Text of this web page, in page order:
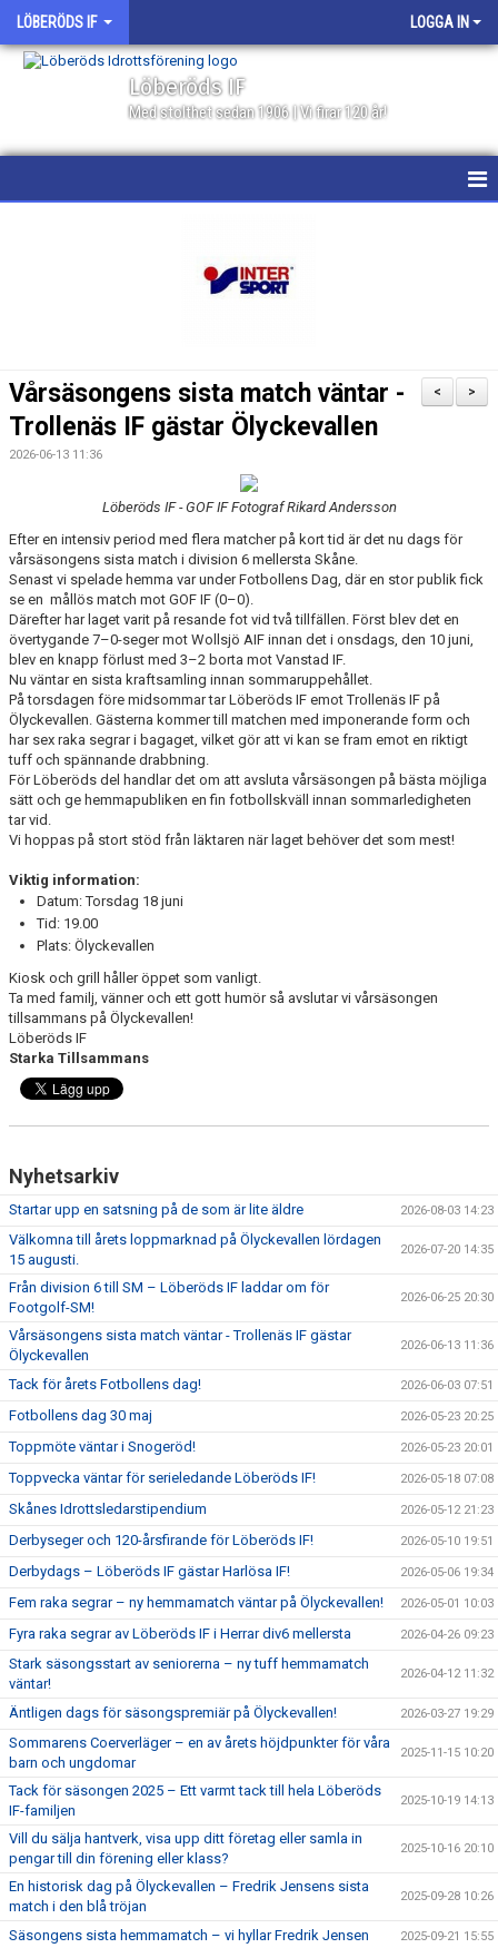
LÖBERÖDS IF LOGGA IN
Löberöds IF
Med stolthet sedan 1906 | Vi firar 120 år!
MATCHER
INTERSPORT - PUMA
LOPPIS
BINGO
STÖDMEDLEM
LIFS HISTORIA
DOKUMENT
SPONSRING
KAMERABEVAKNING
>
<
Vårsäsongens sista match väntar -
Trollenäs IF gästar Ölyckevallen
2026-06-13 11:36
Löberöds IF - GOF IF Fotograf Rikard Andersson
Efter en intensiv period med flera matcher på kort tid är det nu dags för
vårsäsongens sista match i division 6 mellersta Skåne.
Senast vi spelade hemma var under Fotbollens Dag, där en stor publik fick
se en mållös match mot GOF IF (0–0).
Därefter har laget varit på resande fot vid två tillfällen. Först blev det en
övertygande 7–0-seger mot Wollsjö AIF innan det i onsdags, den 10 juni,
blev en knapp förlust med 3–2 borta mot Vanstad IF.
Nu väntar en sista kraftsamling innan sommaruppehållet.
På torsdagen före midsommar tar Löberöds IF emot Trollenäs IF på
Ölyckevallen. Gästerna kommer till matchen med imponerande form och
har sex raka segrar i bagaget, vilket gör att vi kan se fram emot en riktigt
tuff och spännande drabbning.
För Löberöds del handlar det om att avsluta vårsäsongen på bästa möjliga
sätt och ge hemmapubliken en fin fotbollskväll innan sommarledigheten
tar vid.
Vi hoppas på stort stöd från läktaren när laget behöver det som mest!
Viktig information:
Datum: Torsdag 18 juni
Tid: 19.00
Plats: Ölyckevallen
Kiosk och grill håller öppet som vanligt.
Ta med familj, vänner och ett gott humör så avslutar vi vårsäsongen
tillsammans på Ölyckevallen!
Löberöds IF
Starka Tillsammans
Nyhetsarkiv
Startar upp en satsning på de som är lite äldre 2026-08-03 14:23
Välkomna till årets loppmarknad på Ölyckevallen lördagen
15 augusti.
2026-07-20 14:35
Från division 6 till SM – Löberöds IF laddar om för
Footgolf-SM!
2026-06-25 20:30
Vårsäsongens sista match väntar - Trollenäs IF gästar
Ölyckevallen
2026-06-13 11:36
Tack för årets Fotbollens dag! 2026-06-03 07:51
Fotbollens dag 30 maj 2026-05-23 20:25
Toppmöte väntar i Snogeröd! 2026-05-23 20:01
Toppvecka väntar för serieledande Löberöds IF! 2026-05-18 07:08
Skånes Idrottsledarstipendium 2026-05-12 21:23
Derbyseger och 120-årsfirande för Löberöds IF! 2026-05-10 19:51
Derbydags – Löberöds IF gästar Harlösa IF! 2026-05-06 19:34
Fem raka segrar – ny hemmamatch väntar på Ölyckevallen! 2026-05-01 10:03
Fyra raka segrar av Löberöds IF i Herrar div6 mellersta 2026-04-26 09:23
Stark säsongsstart av seniorerna – ny tuff hemmamatch
väntar!
2026-04-12 11:32
Äntligen dags för säsongspremiär på Ölyckevallen! 2026-03-27 19:29
Sommarens Coerverläger – en av årets höjdpunkter för våra
barn och ungdomar
2025-11-15 10:20
Tack för säsongen 2025 – Ett varmt tack till hela Löberöds
IF-familjen
2025-10-19 14:13
Vill du sälja hantverk, visa upp ditt företag eller samla in
pengar till din förening eller klass?
2025-10-16 20:10
En historisk dag på Ölyckevallen – Fredrik Jensens sista
match i den blå tröjan
2025-09-28 10:26
Säsongens sista hemmamatch – vi hyllar Fredrik Jensen 2025-09-21 15:55